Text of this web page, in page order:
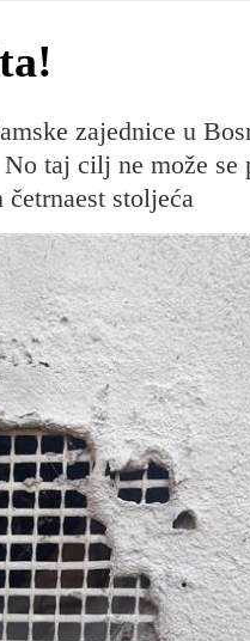
zajednice u
taj cilj ne može se
stoljeća